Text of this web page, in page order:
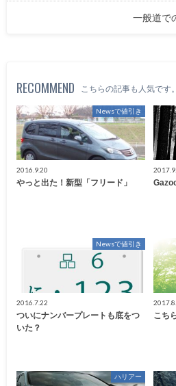
一般道で
RECOMMEND こちらの記事も人気です。
Newsで値引き
2016.9.20
やっと出た！新型「フリード」
Newsで値引き
2016.7.22
ついにナンバープレートも底をつ
いた？
こち
ハリアー